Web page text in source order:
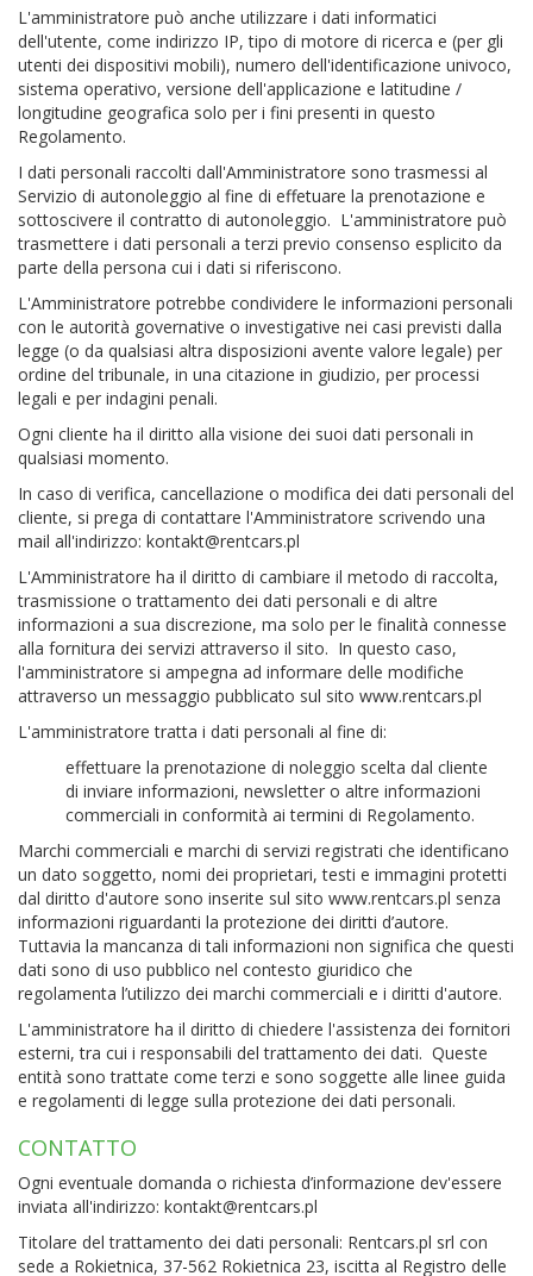
L'amministratore può anche utilizzare i dati informatici
dell'utente, come indirizzo IP, tipo di motore di ricerca e (per gli
utenti dei dispositivi mobili), numero dell'identificazione univoco,
sistema operativo, versione dell'applicazione e latitudine /
longitudine geografica solo per i fini presenti in questo
Regolamento.
I dati personali raccolti dall'Amministratore sono trasmessi al
Servizio di autonoleggio al fine di effetuare la prenotazione e
sottoscivere il contratto di autonoleggio. L'amministratore può
trasmettere i dati personali a terzi previo consenso esplicito da
parte della persona cui i dati si riferiscono.
L'Amministratore potrebbe condividere le informazioni personali
con le autorità governative o investigative nei casi previsti dalla
legge (o da qualsiasi altra disposizioni avente valore legale) per
ordine del tribunale, in una citazione in giudizio, per processi
legali e per indagini penali.
Ogni cliente ha il diritto alla visione dei suoi dati personali in
qualsiasi momento.
In caso di verifica, cancellazione o modifica dei dati personali del
cliente, si prega di contattare l'Amministratore scrivendo una
mail all'indirizzo: kontakt@rentcars.pl
L'Amministratore ha il diritto di cambiare il metodo di raccolta,
trasmissione o trattamento dei dati personali e di altre
informazioni a sua discrezione, ma solo per le finalità connesse
alla fornitura dei servizi attraverso il sito. In questo caso,
l'amministratore si ampegna ad informare delle modifiche
attraverso un messaggio pubblicato sul sito www.rentcars.pl
L'amministratore tratta i dati personali al fine di:
effettuare la prenotazione di noleggio scelta dal cliente
di inviare informazioni, newsletter o altre informazioni
commerciali in conformità ai termini di Regolamento.
Marchi commerciali e marchi di servizi registrati che identificano
un dato soggetto, nomi dei proprietari, testi e immagini protetti
dal diritto d'autore sono inserite sul sito www.rentcars.pl senza
informazioni riguardanti la protezione dei diritti d’autore.
Tuttavia la mancanza di tali informazioni non significa che questi
dati sono di uso pubblico nel contesto giuridico che
regolamenta l’utilizzo dei marchi commerciali e i diritti d'autore.
L'amministratore ha il diritto di chiedere l'assistenza dei fornitori
esterni, tra cui i responsabili del trattamento dei dati. Queste
entità sono trattate come terzi e sono soggette alle linee guida
e regolamenti di legge sulla protezione dei dati personali.
CONTATTO
Ogni eventuale domanda o richiesta d’informazione dev'essere
inviata all'indirizzo: kontakt@rentcars.pl
Titolare del trattamento dei dati personali: Rentcars.pl srl con
sede a Rokietnica, 37-562 Rokietnica 23, iscitta al Registro delle